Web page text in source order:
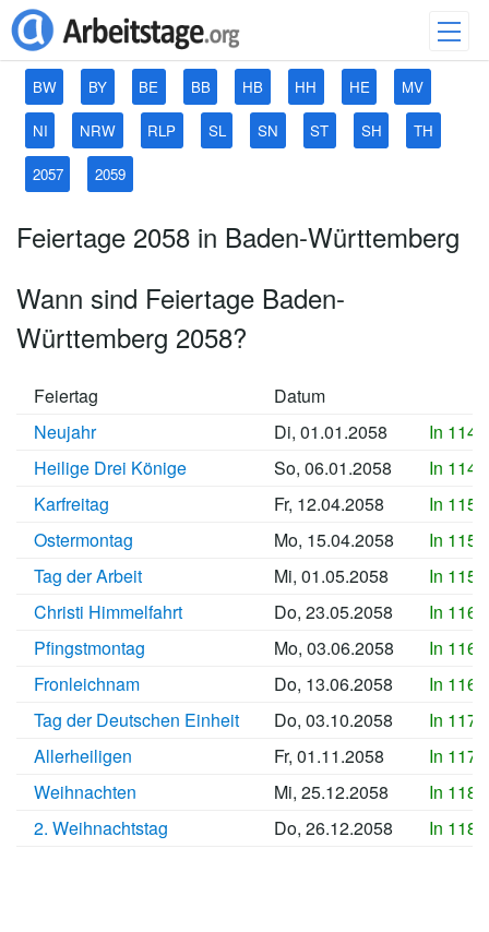
BW BY BE BB HB HH HE MV
NI NRW RLP SL SN ST SH TH
2057 2059
Feiertage 2058 in Baden-Württemberg
Wann sind Feiertage Baden-
Württemberg 2058?
Feiertag
Datum
Neujahr
Di, 01.01.2058
In
Heilige Drei Könige
So, 06.01.2058
In
Karfreitag
Fr, 12.04.2058
In
Ostermontag
Mo, 15.04.2058
In
Tag der Arbeit
Mi, 01.05.2058
In
Christi Himmelfahrt
Do, 23.05.2058
In
Pfingstmontag
Mo, 03.06.2058
In
Fronleichnam
Do, 13.06.2058
In
Tag der Deutschen Einheit
Do, 03.10.2058
In
Allerheiligen
Fr, 01.11.2058
In
Weihnachten
Mi, 25.12.2058
In
2. Weihnachtstag
Do, 26.12.2058 In